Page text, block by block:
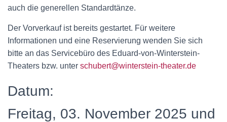
auch die generellen Standardtänze.
Der Vorverkauf ist bereits gestartet. Für weitere
Informationen und eine Reservierung wenden Sie sich
bitte an das Servicebüro des Eduard-von-Winterstein-
Theaters bzw. unter schubert@winterstein-theater.de
Datum:
Freitag, 03. November 2025 und